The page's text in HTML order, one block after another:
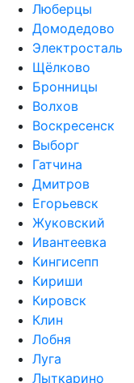
Люберцы
Домодедово
Электросталь
Щёлково
Бронницы
Волхов
Воскресенск
Выборг
Гатчина
Дмитров
Егорьевск
Жуковский
Ивантеевка
Кингисепп
Кириши
Кировск
Клин
Лобня
Луга
Лыткарино